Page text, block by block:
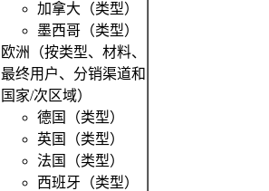
加拿大（类型）
墨西哥（类型）
欧洲（按类型、材料、
最终用户、分销渠道和
国家/次区域）
德国（类型）
英国（类型）
法国（类型）
西班牙（类型）